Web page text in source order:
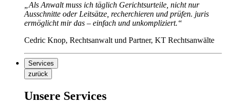
„Als Anwalt muss ich täglich Gerichtsurteile, nicht nur
Ausschnitte oder Leitsätze, recherchieren und prüfen. juris
ermöglicht mir das – einfach und unkompliziert.“
Cedric Knop, Rechtsanwalt und Partner, KT Rechtsanwälte
Services
zurück
Unsere Services